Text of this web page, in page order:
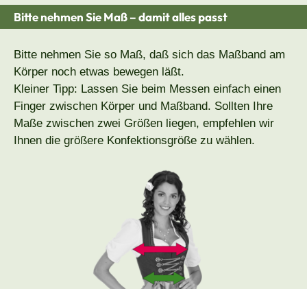
Bitte nehmen Sie Maß – damit alles passt
Bitte nehmen Sie so Maß, daß sich das Maßband am
Körper noch etwas bewegen läßt.
Kleiner Tipp: Lassen Sie beim Messen einfach einen
Finger zwischen Körper und Maßband. Sollten Ihre
Maße zwischen zwei Größen liegen, empfehlen wir
Ihnen die größere Konfektionsgröße zu wählen.